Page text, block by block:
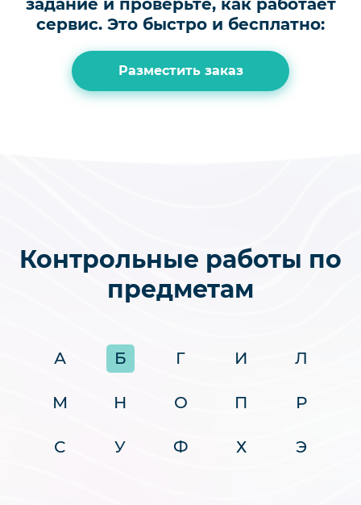
задание и проверьте, как работает
сервис. Это быстро и бесплатно:
Разместить заказ
Контрольные работы по
предметам
А Б Г И Л
М Н О П Р
С У Ф Х Э